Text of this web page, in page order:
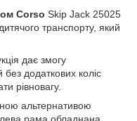
Corso Skip Jack 25025
транспорту, який
дає змогу
додаткових коліс
рівновагу.
альтернативою
рама обладнана